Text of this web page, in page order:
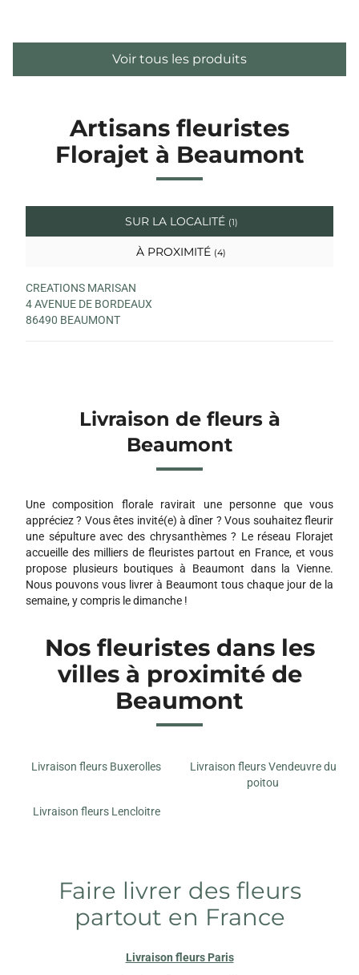
Voir tous les produits
Artisans fleuristes
Florajet à Beaumont
SUR LA LOCALITÉ (1)
À PROXIMITÉ (4)
CREATIONS MARISAN
4 AVENUE DE BORDEAUX
86490 BEAUMONT
Livraison de fleurs à
Beaumont
Une composition florale ravirait une personne que vous
appréciez ? Vous êtes invité(e) à dîner ? Vous souhaitez fleurir
une sépulture avec des chrysanthèmes ? Le réseau Florajet
accueille des milliers de fleuristes partout en France, et vous
propose plusieurs boutiques à Beaumont dans la Vienne.
Nous pouvons vous livrer à Beaumont tous chaque jour de la
semaine, y compris le dimanche !
Nos fleuristes dans les
villes à proximité de
Beaumont
Livraison fleurs Buxerolles
Livraison fleurs Vendeuvre du
poitou
Livraison fleurs Lencloitre
Faire livrer des fleurs
partout en France
Livraison fleurs Paris